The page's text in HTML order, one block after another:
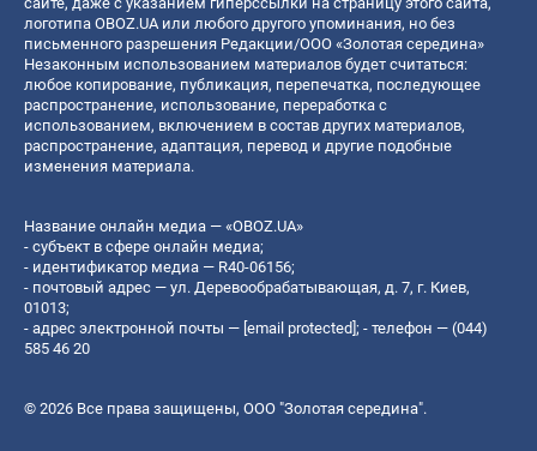
логотипа OBOZ.UA или любого другого упоминания, но без
письменного разрешения Редакции/ООО «Золотая середина»
Незаконным использованием материалов будет считаться:
любое копирование, публикация, перепечатка, последующее
распространение, использование, переработка с
использованием, включением в состав других материалов,
распространение, адаптация, перевод и другие подобные
изменения материала.
Название онлайн медиа — «OBOZ.UA»
- субъект в сфере онлайн медиа;
- идентификатор медиа — R40-06156;
- почтовый адрес — ул. Деревообрабатывающая, д. 7, г. Киев,
01013;
- адрес электронной почты — [email protected] ; - телефон — (044)
585 46 20
© 2026 Все права защищены, ООО "Золотая середина".